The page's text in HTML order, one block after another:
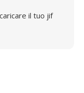
il tuo jif